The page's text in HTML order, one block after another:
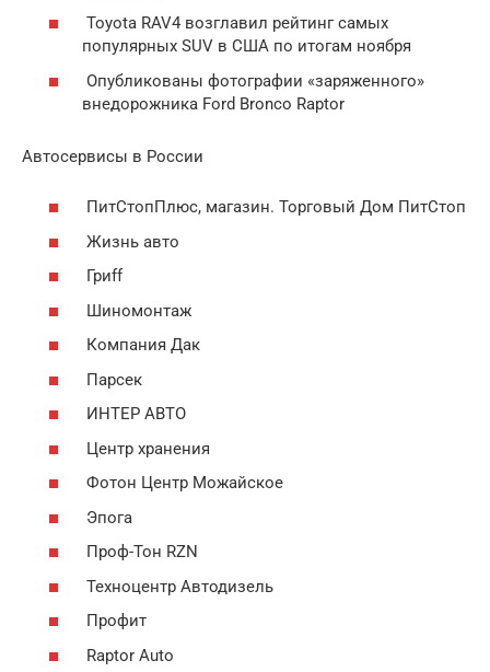
Toyota RAV4 возглавил рейтинг самых
популярных SUV в США по итогам ноября
Опубликованы фотографии «заряженного»
внедорожника Ford Bronco Raptor
Автосервисы в России
ПитСтопПлюс, магазин. Торговый Дом ПитСтоп
Жизнь авто
Гриff
Шиномонтаж
Компания Дак
Парсек
ИНТЕР АВТО
Центр хранения
Фотон Центр Можайское
Эпога
Проф-Тон RZN
Техноцентр Автодизель
Профит
Raptor Auto